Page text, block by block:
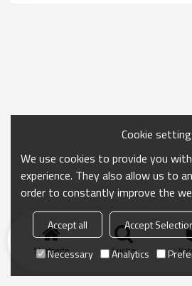
Startseite Suche
Cookie
We use cookies to provide you
experience. They also allow us to
order to constantly improve the
Accept all Accept
Necessary
Analytics